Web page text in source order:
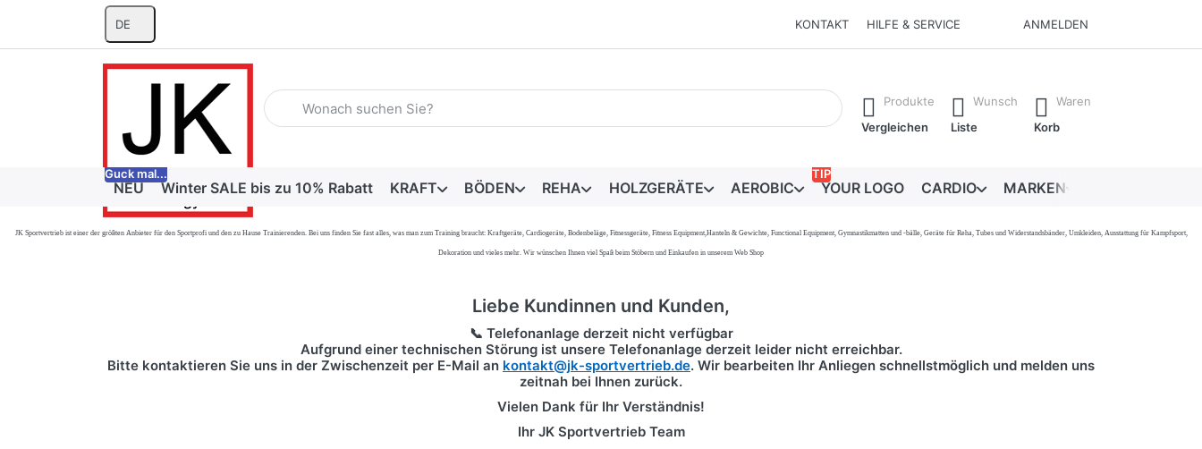
DE KONTAKT HILFE & SERVICE ANMELDEN
Geben Sie einen Suchbegriff ein. Während Sie tippen, erscheinen automatisch erste Ergebnisse. Drücken Sie die Eingabetaste, um alle Ergebnisse
Produkte
Vergleichen
Wunsch
Liste
Waren
Korb
NEU
Guck mal...
Winter SALE bis zu 10% Rabatt KRAFT BÖDEN REHA HOLZGERÄTE AEROBIC YOUR LOGO
TIP
CARDIO MARKEN
JK Sportvertrieb ist einer der größten Anbieter für den Sportprofi und den zu Hause Trainierenden. Bei uns finden Sie fast alles, was man zum Training braucht: Kraftgeräte, Cardiogeräte, Bodenbeläge, Fitnessgeräte, Fitness Equipment,Hanteln & Gewichte, Functional Equipment, Gymnastikmatten und -bälle, Geräte für Reha, Tubes und Widerstandsbänder, Umkleiden, Ausstattung für Kampfsport,
Dekoration und vieles mehr. Wir wünschen Ihnen viel Spaß beim Stöbern und Einkaufen in unserem Web Shop
Liebe Kundinnen und Kunden,
📞 Telefonanlage derzeit nicht verfügbar
Aufgrund einer technischen Störung ist unsere Telefonanlage derzeit leider nicht erreichbar.
Bitte kontaktieren Sie uns in der Zwischenzeit per E-Mail an kontakt@jk-sportvertrieb.de. Wir bearbeiten Ihr Anliegen schnellstmöglich und melden uns
zeitnah bei Ihnen zurück.
Vielen Dank für Ihr Verständnis!
Ihr JK Sportvertrieb Team